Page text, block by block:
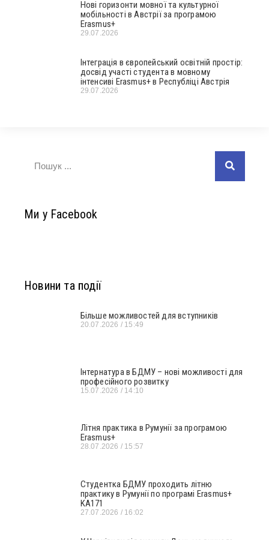
Нові горизонти мовної та культурної
мобільності в Австрії за програмою
Erasmus+
29.07.2026
Інтеграція в європейський освітній простір:
досвід участі студента в мовному
інтенсиві Erasmus+ в Республіці Австрія
29.07.2026
Ми у Facebook
Новини та події
Більше можливостей для вступників
20.07.2026 15:49
Інтернатура в БДМУ – нові можливості для
професійного розвитку
15.07.2026 14:10
Літня практика в Румунії за програмою
Erasmus+
28.07.2026 15:57
Студентка БДМУ проходить літню
практику в Румунії по програмі Erasmus+
KA171
27.07.2026 16:02